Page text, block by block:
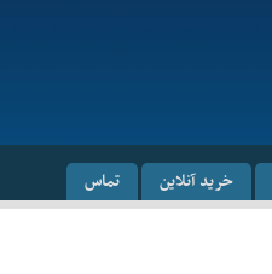
خرید آنلاین تماس